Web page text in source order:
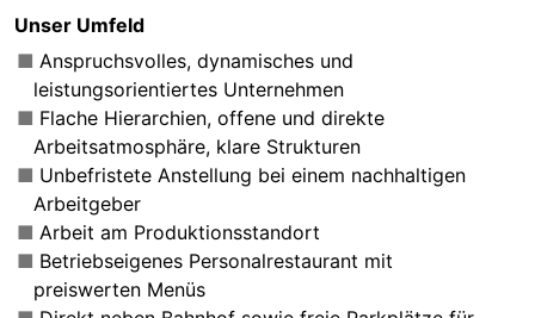
Unser Umfeld
Anspruchsvolles, dynamisches und
leistungsorientiertes Unternehmen
Flache Hierarchien, offene und direkte
Arbeitsatmosphäre, klare Strukturen
Unbefristete Anstellung bei einem nachhaltigen
Arbeitgeber
Arbeit am Produktionsstandort
Betriebseigenes Personalrestaurant mit
preiswerten Menüs